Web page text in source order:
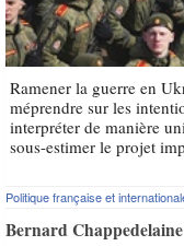
Ramener la guerre en
méprendre sur les
interpréter de manière
sous-estimer le projet
Politique française et
Bernard Chappedelaine